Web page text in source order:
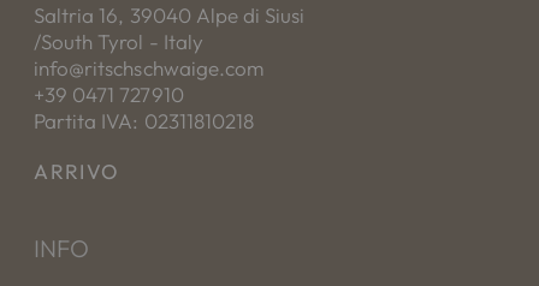
Saltria 16, 39040 Alpe di Siusi
/South Tyrol - Italy
info@ritschschwaige.com
+39 0471 727910
Partita IVA: 02311810218
ARRIVO
INFO